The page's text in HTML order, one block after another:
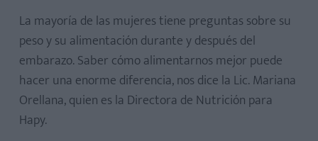
La mayoría de las mujeres tiene preguntas sobre su
peso y su alimentación durante y después del
embarazo. Saber cómo alimentarnos mejor puede
hacer una enorme diferencia, nos dice la Lic. Mariana
Orellana, quien es la Directora de Nutrición para
Hapy.